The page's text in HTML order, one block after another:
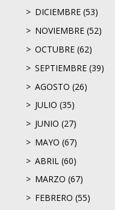
DICIEMBRE (53)
NOVIEMBRE (52)
OCTUBRE (62)
SEPTIEMBRE (39)
AGOSTO (26)
JULIO (35)
JUNIO (27)
MAYO (67)
ABRIL (60)
MARZO (67)
FEBRERO (55)